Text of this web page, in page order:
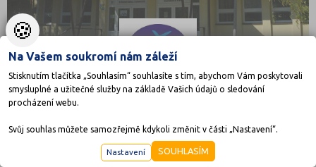
Kouřílkova 8, 75002 Přerov
Ředitel: Mgr. František Šober
🍪
Na Vašem soukromí nám záleží
Stisknutím tlačítka „Souhlasím“ souhlasíte s tím, abychom Vám poskytovali
smysluplné a užitečné služby na základě Vašich údajů o sledování
procházení webu.
Svůj souhlas můžete samozřejmě kdykoli změnit v části „Nastavení“.
Nastavení SOUHLASÍM